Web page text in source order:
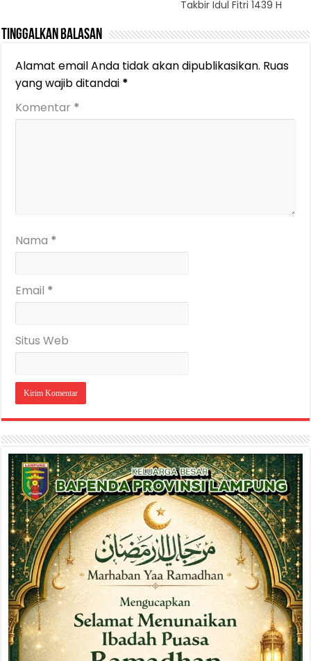
Takbir Idul Fitri 1439 H
Tinggalkan Balasan
Alamat email Anda tidak akan dipublikasikan. Ruas
yang wajib ditandai *
Komentar *
Nama *
Email *
Situs Web